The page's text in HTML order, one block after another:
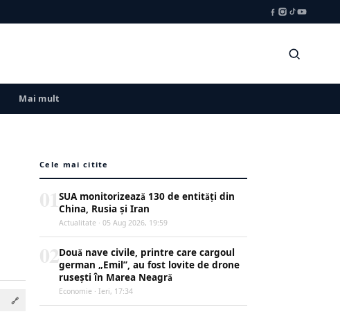
Mai mult
🔗
Cele mai citite
SUA monitorizează 130 de entități din
China, Rusia și Iran
Actualitate · 05 Aug 2026, 19:59
Două nave civile, printre care cargoul
german „Emil”, au fost lovite de drone
rusești în Marea Neagră
Economie · Ieri, 17:34